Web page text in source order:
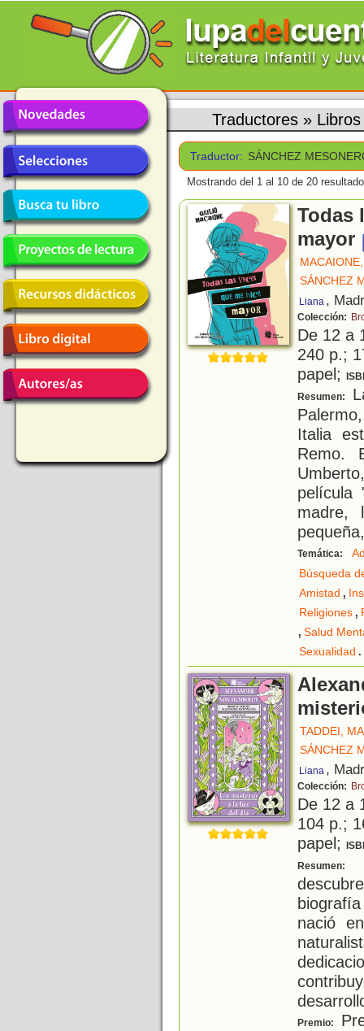
Traductores »
Traductor: SÁNCHEZ
Mostrando del 1 al 10 de 20
Todas
mayor
SÁNCHEZ
Liana ,
Colección:
De 12 a
240 p.;
papel;
Resumen:
Italia
Remo.
película
madre,
Temática:
Búsqueda
Amistad ,
Religiones,
, Salud
Sexualidad .
TADDEI,
SÁNCHEZ
Liana ,
Colección:
De 12 a
104 p.;
papel;
Resumen:
nació
Premio: